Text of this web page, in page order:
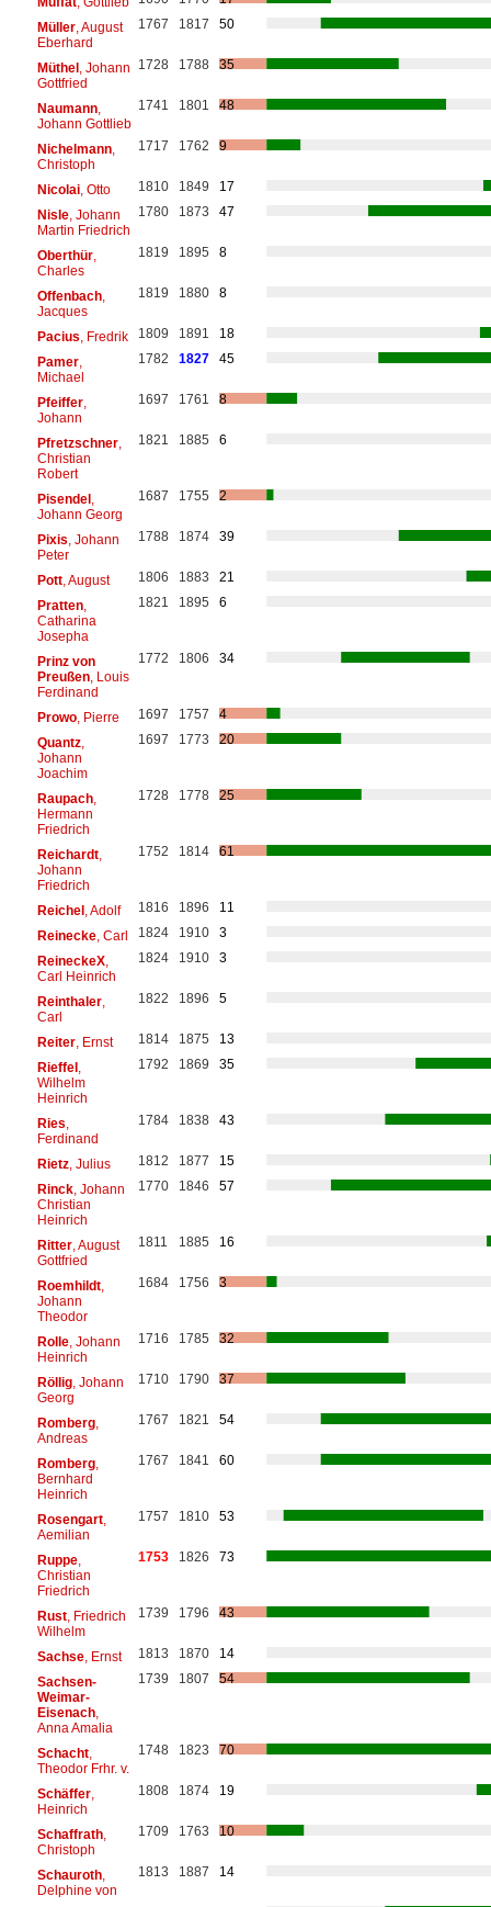
Müller, August
Eberhard
1767 1817 50
Müthel, Johann
Gottfried
1728 1788 35
Naumann,
Johann Gottlieb
1741 1801 48
Nichelmann,
Christoph
1717 1762 9
Nicolai, Otto 1810 1849
17
Nisle, Johann
Martin Friedrich
1780 1873 47
Oberthür,
Charles
1819 1895 8
Offenbach,
Jacques
1819 1880 8
Pacius , Fredrik 1809 1891
18
Pamer,
Michael
1782 1827 45
Pfeiffer,
Johann
1697 1761 8
Pfretzschner,
Christian
Robert
1821 1885 6
Pisendel,
Johann Georg
1687 1755 2
Pixis , Johann
Peter
1788 1874 39
Pott, August 1806 1883
21
Pratten,
Catharina
Josepha
1821 1895 6
Prinz von
Preußen, Louis
Ferdinand
1772 1806 34
Prowo, Pierre 1697 1757
4
Quantz,
Johann
Joachim
1697 1773 20
Raupach,
Hermann
Friedrich
1728 1778 25
Reichardt,
Johann
Friedrich
1752 1814 61
Reichel, Adolf 1816 1896
11
Reinecke, Carl 1824 1910
3
ReineckeX,
Carl Heinrich
1824 1910 3
Reinthaler,
Carl
1822 1896 5
Reiter, Ernst 1814 1875
13
Rieffel,
Wilhelm
Heinrich
1792 1869 35
Ries
Ferdinand
1784 1838 43
Rietz, Julius 1812 1877
15
Rinck, Johann
Christian
Heinrich
1770 1846 57
Ritter, August
Gottfried
1811 1885 16
Roemhildt,
Johann
Theodor
1684 1756 3
Rolle, Johann
Heinrich
1716 1785 32
Röllig, Johann
Georg
1710 1790 37
Romberg,
Andreas
1767 1821 54
Romberg,
Bernhard
Heinrich
1767 1841 60
Rosengart,
Aemilian
1757 1810 53
Ruppe,
Christian
Friedrich
1753 1826 73
Rust, Friedrich
Wilhelm
1739 1796 43
Sachse, Ernst 1813 1870
14
Sachsen-
Weimar-
Eisenach,
Anna Amalia
1739 1807 54
Schacht,
Theodor Frhr. v.
1748 1823 70
Schäffer,
Heinrich
1808 1874 19
Schaffrath,
Christoph
1709 1763 10
Schauroth,
Delphine von
1813 1887 14